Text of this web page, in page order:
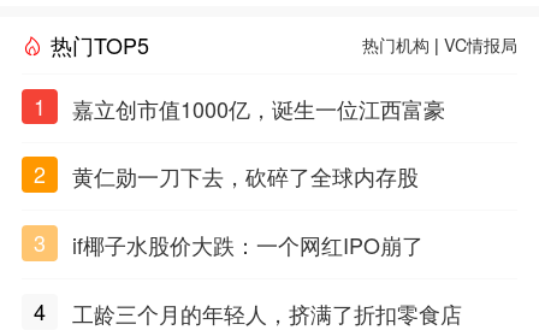
热门TOP5 热门机构 |VC情报局
1 嘉立创市值1000亿，诞生一位江西富豪
2 黄仁勋一刀下去，砍碎了全球内存股
3 if椰子水股价大跌：一个网红IPO崩了
4 工龄三个月的年轻人，挤满了折扣零食店